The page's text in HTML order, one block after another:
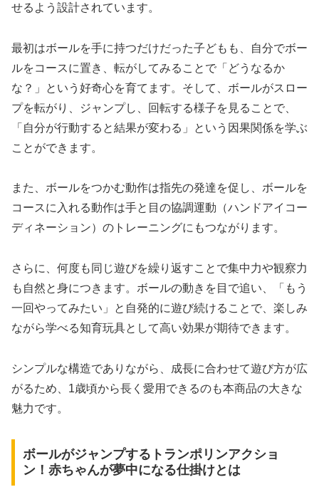
せるよう設計されています。
最初はボールを手に持つだけだった子どもも、自分でボー
ルをコースに置き、転がしてみることで「どうなるか
な？」という好奇心を育てます。そして、ボールがスロー
プを転がり、ジャンプし、回転する様子を見ることで、
「自分が行動すると結果が変わる」という因果関係を学ぶ
ことができます。
また、ボールをつかむ動作は指先の発達を促し、ボールを
コースに入れる動作は手と目の協調運動（ハンドアイコー
ディネーション）のトレーニングにもつながります。
さらに、何度も同じ遊びを繰り返すことで集中力や観察力
も自然と身につきます。ボールの動きを目で追い、「もう
一回やってみたい」と自発的に遊び続けることで、楽しみ
ながら学べる知育玩具として高い効果が期待できます。
シンプルな構造でありながら、成長に合わせて遊び方が広
がるため、1歳頃から長く愛用できるのも本商品の大きな
魅力です。
ボールがジャンプするトランポリンアクショ
ン！赤ちゃんが夢中になる仕掛けとは